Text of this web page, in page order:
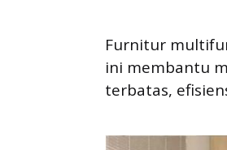
Furnitur
ini membantu
terbatas,